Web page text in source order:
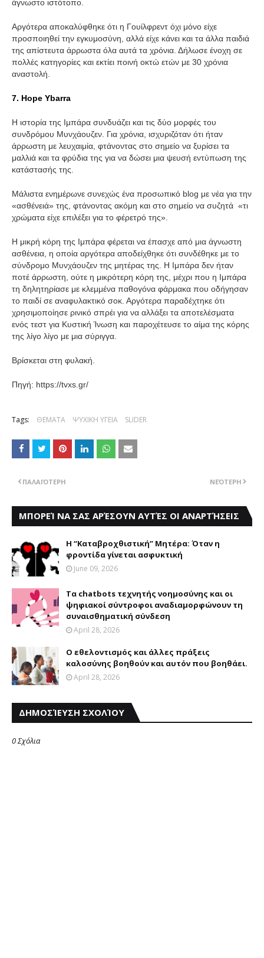
άγνωστο ιστότοπο.
Αργότερα αποκαλύφθηκε ότι η Γουίλφρεντ όχι μόνο είχε
προσποιηθεί την εγκυμοσύνη, αλλά είχε κάνει και τα άλλα παιδιά
της απίστευτα άρρωστα όλα αυτά τα χρόνια. Δήλωσε ένοχη σε
πολλές κατηγορίες και εκτίει ποινή οκτώ ετών με 30 χρόνια
αναστολή.
7. Hope Ybarra
Η ιστορία της Ιμπάρα συνδυάζει και τις δύο μορφές του
συνδρόμου Μυνχάουζεν. Για χρόνια, ισχυριζόταν ότι ήταν
άρρωστη με λευχαιμία, φτάνοντας στο σημείο να ξυρίσει τα
μαλλιά και τα φρύδια της για να δώσει μια ψευσή εντύπωση της
κατάστασής της.
Μάλιστα ενημέρωνε συνεχώς ένα προσωπικό blog με νέα για την
«ασθένειά» της, φτάνοντας ακόμη και στο σημείο να συζητά «τι
χρώματα είχε επιλέξει για το φέρετρό της».
Η μικρή κόρη της Ιμπάρα φέρεται να έπασχε από μια άγνωστη
ασθένεια, η οποία αργότερα αποδείχθηκε ότι συνδέθηκε με το
σύνδρομο Μυνχάουζεν της μητέρας της. Η Ιμπάρα δεν ήταν
ποτέ άρρωστη, ούτε η μικρότερη κόρη της, μέχρι που η Ιμπάρα
τη δηλητηρίασε με κλεμμένα παθογόνα φάρμακα που οδήγησαν
το παιδί σε αναφυλακτικό σοκ. Αργότερα παραδέχτηκε ότι
χρησιμοποίησε ρινικό σπρέι για να αλλάξει τα αποτελέσματα
ενός τεστ για Κυστική Ίνωση και παροχέτευσε το αίμα της κόρης
της λίγο λίγο με μια σύριγγα.
Βρίσκεται στη φυλακή.
Πηγή: https://tvxs.gr/
Tags: ΘΕΜΑΤΑ ΨΥΧΙΚΗ ΥΓΕΙΑ SLIDER
ΝΕΌΤΕΡΗ
ΠΑΛΑΙΌΤΕΡΗ
ΜΠΟΡΕΊ ΝΑ ΣΑΣ ΑΡΈΣΟΥΝ ΑΥΤΈΣ ΟΙ ΑΝΑΡΤΉΣΕΙΣ
Η “Καταβροχθιστική” Mητέρα: Όταν η
φροντίδα γίνεται ασφυκτική
June 09, 2026
Τα chatbots τεχνητής νοημοσύνης και οι
ψηφιακοί σύντροφοι αναδιαμορφώνουν τη
συναισθηματική σύνδεση
April 28, 2026
Ο εθελοντισμός και άλλες πράξεις
καλοσύνης βοηθούν και αυτόν που βοηθάει.
April 28, 2026
ΔΗΜΟΣΊΕΥΣΗ ΣΧΟΛΊΟΥ
0 Σχόλια